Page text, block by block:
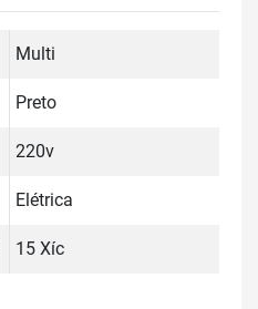
Multi
Preto
220v
Elétrica
15 Xíc